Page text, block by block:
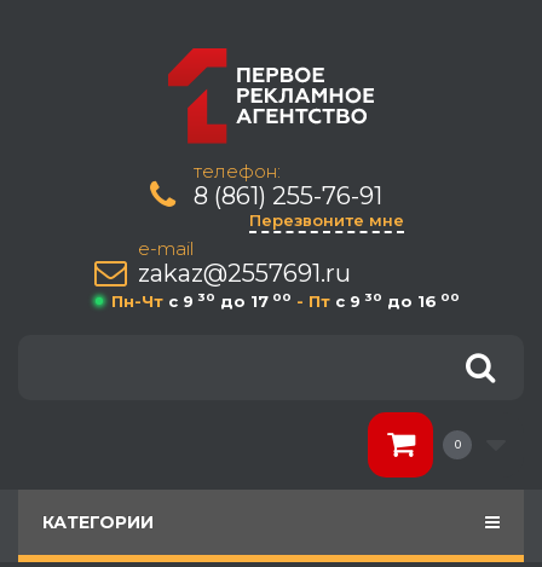
телефон:
8 (861) 255-76-91
Перезвоните мне
e-mail
zakaz@2557691.ru
Пн-Чт c 9 30 до 17 00 - Пт c 9 30 до 16 00
0
КАТЕГОРИИ